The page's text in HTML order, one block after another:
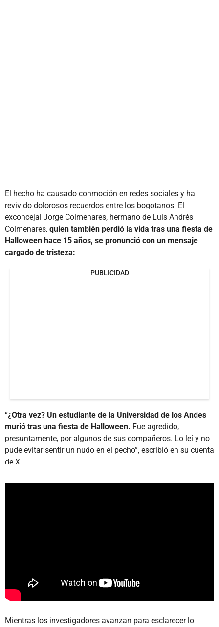
El hecho ha causado conmoción en redes sociales y ha
revivido dolorosos recuerdos entre los bogotanos. El
exconcejal Jorge Colmenares, hermano de Luis Andrés
Colmenares, quien también perdió la vida tras una fiesta de
Halloween hace 15 años, se pronunció con un mensaje
cargado de tristeza:
PUBLICIDAD
“¿Otra vez? Un estudiante de la Universidad de los Andes
murió tras una fiesta de Halloween. Fue agredido,
presuntamente, por algunos de sus compañeros. Lo leí y no
pude evitar sentir un nudo en el pecho”, escribió en su cuenta
de X.
Mientras los investigadores avanzan para esclarecer lo